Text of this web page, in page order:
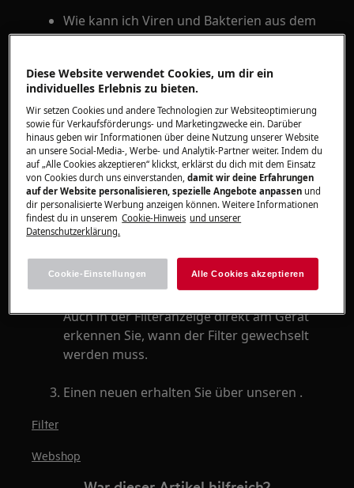
Wie kann ich Viren und Bakterien aus dem
Filter des Luftreinigers entfernen?
Gilt für
AX91 mit Care360 Filter
Lösung
Viren und Bakterien können nicht aus dem
Filter entfernt werden.
Filter können oberflächlich abgesaugt,
aber nicht im Inneren gereinigt werden.
Wenn der Filter gewechselt werden muss,
Auch in der Filteranzeige direkt am Gerät
erkennen Sie, wann der Filter gewechselt
werden muss.
Einen neuen erhalten Sie über unseren .
Filter
Webshop
Diese Website verwendet Cookies, um dir ein
individuelles Erlebnis zu bieten.
Wir setzen Cookies und andere Technologien zur Websiteoptimierung
sowie für Verkaufsförderungs- und Marketingzwecke ein. Darüber
hinaus geben wir Informationen über deine Nutzung unserer Website
an unsere Social-Media-, Werbe- und Analytik-Partner weiter. Indem du
auf „Alle Cookies akzeptieren“ klickst, erklärst du dich mit dem Einsatz
von Cookies durch uns einverstanden,damit wir deine Erfahrungen
auf der Website personalisieren, spezielle Angebote anpassen und
dir personalisierte Werbung anzeigen können. Weitere Informationen
findest du in unserem Cookie-Hinweis und unserer
Datenschutzerklärung.
Cookie-Einstellungen Alle Cookies akzeptieren